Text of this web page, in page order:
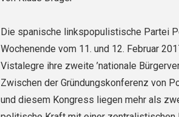
Die spanische linkspopulistische Partei
Wochenende vom 11. und 12. Februar
Vistalegre ihre zweite ’nationale
Zwischen der Gründungskonferenz von
und diesem Kongress liegen mehr als